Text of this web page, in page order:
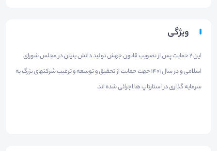
ویژگی
این 2 حمایت پس از تصویب قانون جهش تولید دانش بنیان در مجلس شورای
اسلامی و در سال 1401 جهت حمایت از تحقیق و توسعه و ترغیب شرکتهای بزرگ به
سرمایه گذاری در استارتاپ ها اجرائی شده اند.